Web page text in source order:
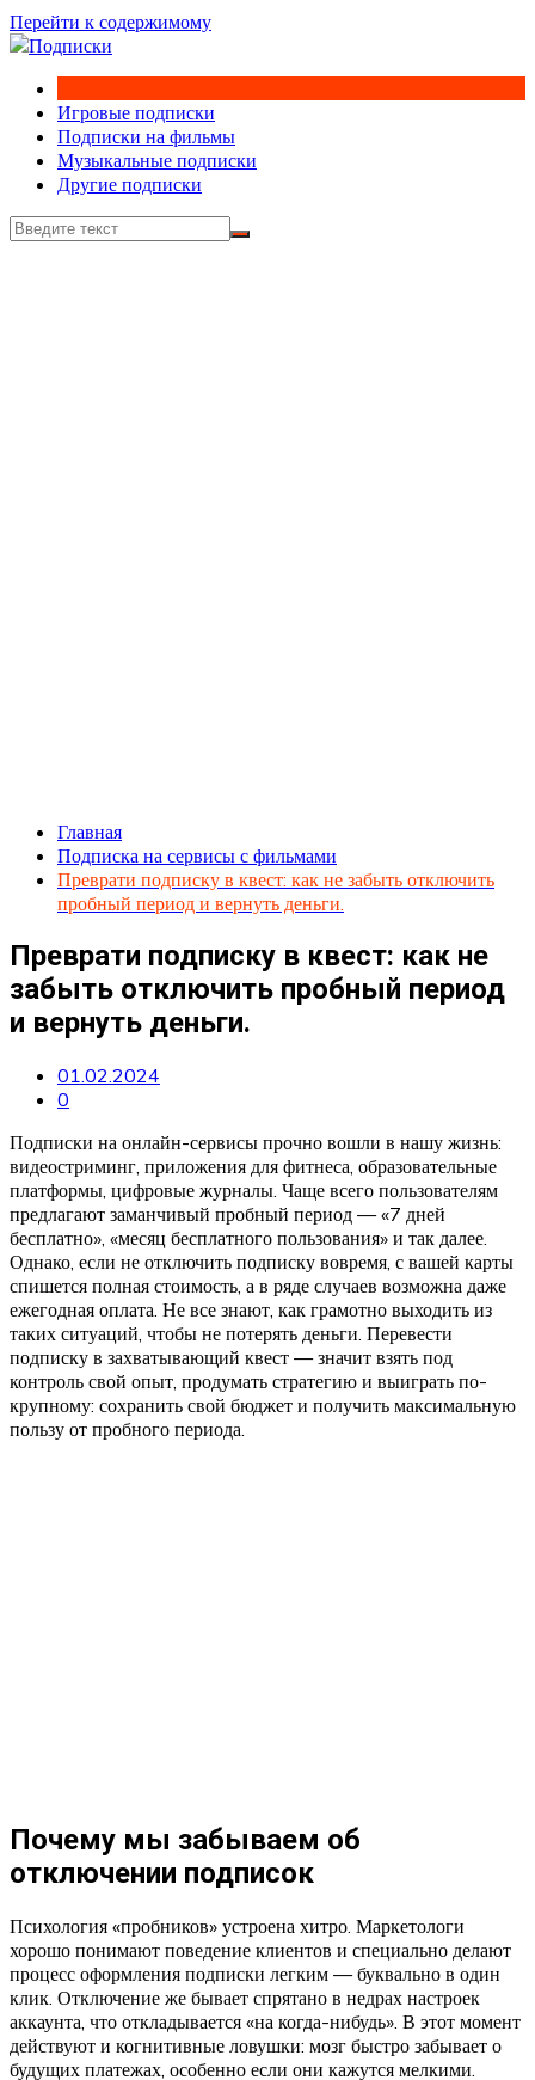
Перейти к содержимому
Игровые подписки
Подписки на фильмы
Музыкальные подписки
Другие подписки
Главная
Подписка на сервисы с фильмами
Преврати подписку в квест: как не забыть отключить
пробный период и вернуть деньги.
Преврати подписку в квест: как не
забыть отключить пробный период
и вернуть деньги.
01.02.2024
0
Подписки на онлайн-сервисы прочно вошли в нашу жизнь:
видеостриминг, приложения для фитнеса, образовательные
платформы, цифровые журналы. Чаще всего пользователям
предлагают заманчивый пробный период — «7 дней
бесплатно», «месяц бесплатного пользования» и так далее.
Однако, если не отключить подписку вовремя, с вашей карты
спишется полная стоимость, а в ряде случаев возможна даже
ежегодная оплата. Не все знают, как грамотно выходить из
таких ситуаций, чтобы не потерять деньги. Перевести
подписку в захватывающий квест — значит взять под
контроль свой опыт, продумать стратегию и выиграть по-
крупному: сохранить свой бюджет и получить максимальную
пользу от пробного периода.
Почему мы забываем об
отключении подписок
Психология «пробников» устроена хитро. Маркетологи
хорошо понимают поведение клиентов и специально делают
процесс оформления подписки легким — буквально в один
клик. Отключение же бывает спрятано в недрах настроек
аккаунта, что откладывается «на когда-нибудь». В этот момент
действуют и когнитивные ловушки: мозг быстро забывает о
будущих платежах, особенно если они кажутся мелкими.